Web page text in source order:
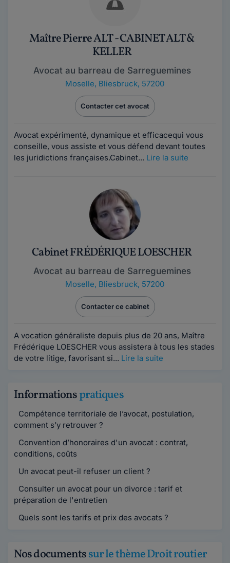
Maître Pierre ALT - CABINET ALT &
KELLER
Avocat au barreau de Sarreguemines
Moselle, Bliesbruck, 57200
Contacter cet avocat
Avocat expérimenté, dynamique et efficacequi vous
conseille, vous assiste et vous défend devant toutes
les juridictions françaises.Cabinet... Lire la suite
Cabinet FRÉDÉRIQUE LOESCHER
Avocat au barreau de Sarreguemines
Moselle, Bliesbruck, 57200
Contacter ce cabinet
A vocation généraliste depuis plus de 20 ans, Maître
Frédérique LOESCHER vous assistera à tous les stades
de votre litige, favorisant si... Lire la suite
Informationspratiques
Compétence territoriale de l’avocat, postulation,
comment s’y retrouver ?
Convention d’honoraires d'un avocat : contrat,
conditions, coûts
Un avocat peut-il refuser un client ?
Consulter un avocat pour un divorce : tarif et
préparation de l'entretien
Quels sont les tarifs et prix des avocats ?
Nos documentssur le thème Droit routier